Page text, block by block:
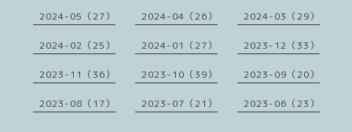
2024-05（27） 2024-04（26） 2024-03（29）
2024-02（25） 2024-01（27） 2023-12（33）
2023-11（36） 2023-10（39） 2023-09（20）
2023-08（17） 2023-07（21） 2023-06（23）